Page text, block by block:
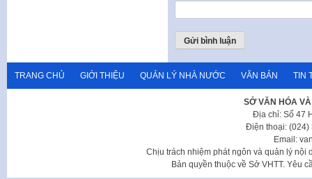
TRANG CHỦ GIỚI THIỆU QUẢN LÝ NHÀ NƯỚC VĂN BẢN TIN
SỞ VĂN HÓA
Địa chỉ: Số 47
Điện thoại: (024)
Email:
Chịu trách nhiệm phát ngôn và quản lý nội
Bản quyền thuộc về Sở VHTT. Yêu